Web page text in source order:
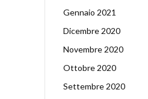
Gennaio 2021
Dicembre 2020
Novembre 2020
Ottobre 2020
Settembre 2020